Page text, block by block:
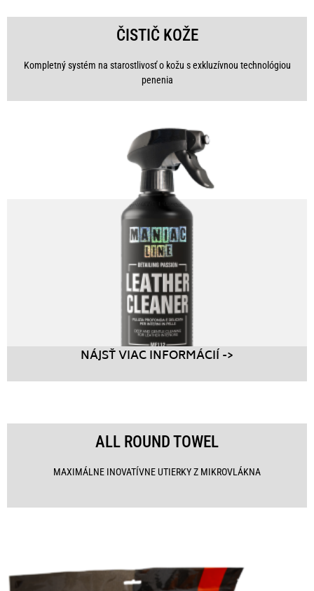
ČISTIČ KOŽE
Kompletný systém na starostlivosť o kožu s exkluzívnou technológiou
penenia
NÁJSŤ VIAC INFORMÁCIÍ ->
ALL ROUND TOWEL
MAXIMÁLNE INOVATÍVNE UTIERKY Z MIKROVLÁKNA